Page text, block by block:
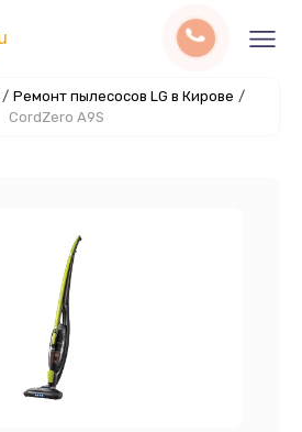
/ Ремонт пылесосов LG в Кирове /
CordZero A9S